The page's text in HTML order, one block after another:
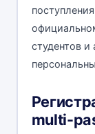
студентов и
multi-